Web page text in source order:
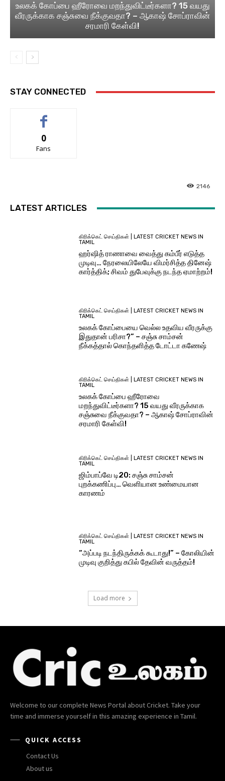
உலகக் கோப்பை ஹீரோவை மறந்துவிட்டீர்களா? 15 வயது
வீரருக்காக சஞ்சுவை நீக்குவதா? – ஆகாஷ் சோப்ராவின்
சரமாரி கேள்வி!
STAY CONNECTED
0
Fans
2146
LATEST ARTICLES
கிரிக்கெட் செய்திகள் | LATEST CRICKET NEWS IN
TAMIL
ஹர்ஷித் ராணாவை வைத்து கம்பீர் எடுத்த
முடிவு… நேரலையிலேயே விமர்சித்த தினேஷ்
கார்த்திக்; சிவம் துபேவுக்கு நடந்த ஏமாற்றம்!
கிரிக்கெட் செய்திகள் | LATEST CRICKET NEWS IN
TAMIL
உலகக் கோப்பையை வெல்ல உதவிய வீரருக்கு
இதுதான் பரிசா?” – சஞ்சு சாம்சன்
நீக்கத்தால் கொந்தளித்த டோட்டா கணேஷ்
கிரிக்கெட் செய்திகள் | LATEST CRICKET NEWS IN
TAMIL
உலகக் கோப்பை ஹீரோவை
மறந்துவிட்டீர்களா? 15 வயது வீரருக்காக
சஞ்சுவை நீக்குவதா? – ஆகாஷ் சோப்ராவின்
சரமாரி கேள்வி!
கிரிக்கெட் செய்திகள் | LATEST CRICKET NEWS IN
TAMIL
ஜிம்பாப்வே டி20: சஞ்சு சாம்சன்
புறக்கணிப்பு… வெளியான உண்மையான
காரணம்
கிரிக்கெட் செய்திகள் | LATEST CRICKET NEWS IN
TAMIL
“அப்படி நடந்திருக்கக் கூடாது!” – கோலியின்
முடிவு குறித்து கபில் தேவின் வருத்தம்!
Load more
Welcome to our complete News Portal about Cricket. Take your
time and immerse yourself in this amazing experience in Tamil.
QUICK ACCESS
Contact Us
About us